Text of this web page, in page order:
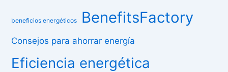
beneficios energéticos BenefitsFactory
Consejos para ahorrar energía
Eficiencia energética